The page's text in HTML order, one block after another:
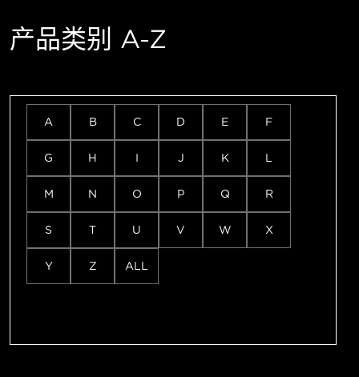
产品类别 A-Z
A B C D E F
G H I J K L
M N O P Q R
S T U V W X
Y Z ALL